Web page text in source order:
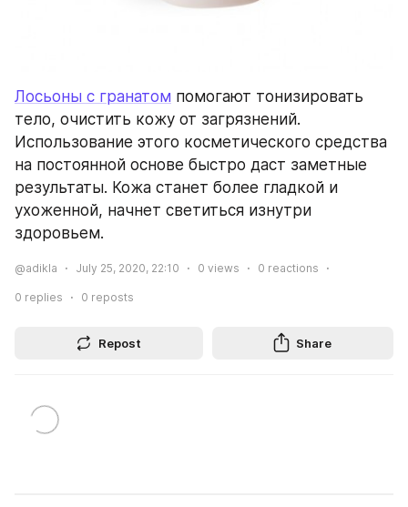
Лосьоны с гранатом помогают тонизировать
тело, очистить кожу от загрязнений.
Использование этого косметического средства
на постоянной основе быстро даст заметные
результаты. Кожа станет более гладкой и
ухоженной, начнет светиться изнутри
здоровьем.
@adikla July 25, 2020, 22:10 0 views 0 reactions
0 replies 0 reposts
Repost Share